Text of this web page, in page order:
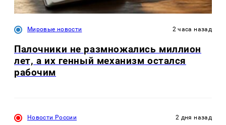
Мировые новости 2 часа назад
Палочники не размножались миллион
лет, а их генный механизм остался
рабочим
Новости России 2 дня назад